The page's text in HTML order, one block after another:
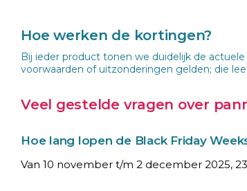
Hoe werken de kortingen?
Bij ieder product tonen we duidelijk de
voorwaarden of uitzonderingen gelden; die
Veel gestelde vragen over
Hoe lang lopen de Black Friday
Van 10 november t/m 2 december 2025,